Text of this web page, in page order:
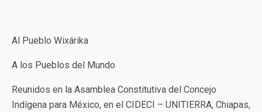
Al Pueblo Wixárika
A los Pueblos del Mundo
Reunidos en la Asamblea Constitutiva del Concejo
Indígena para México, en el CIDECI – UNITIERRA, Chiapas,